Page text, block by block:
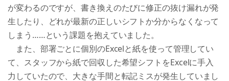
が変わるのですが、書き換えのたびに修正の抜け漏れが発
生したり、どれが最新の正しいシフトか分からなくなって
しまう……という課題を抱えていました。
また、部署ごとに個別のExcelと紙を使って管理してい
て、スタッフから紙で回収した希望シフトをExcelに手入
力していたので、大きな手間と転記ミスが発生していまし